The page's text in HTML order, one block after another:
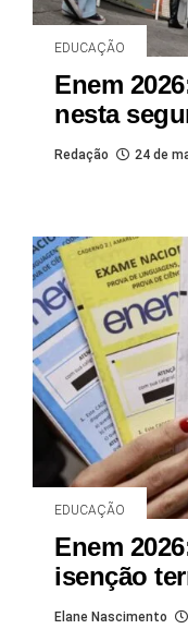
EDUCAÇÃO
Enem
nesta
Redação 24 de
EDUCAÇÃO
Enem
isenção
Elane Nascimento